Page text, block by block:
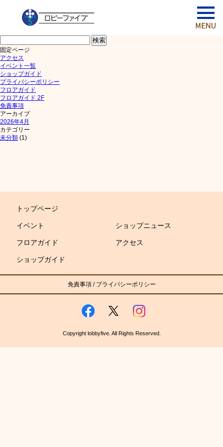
索:
固定ページ
アクセス
イベント一覧
ショップガイド
プライバシーポリシー
フロアガイド
フロアガイド 2F
免責事項
アーカイブ
2026年4月
カテゴリー
未分類 (1)
トップページ
イベント ショップニュース
フロアガイド アクセス
ショップガイド
免責事項/ プライバシーポリシー
Copyright lobbyfive. All Rights Reserved.